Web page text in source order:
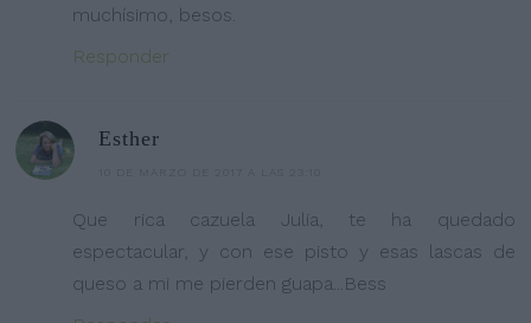
muchísimo, besos.
Responder
Esther
Que rica cazuela Julia, te ha quedado
espectacular, y con ese pisto y esas lascas de
queso a mi me pierden guapa...Bess